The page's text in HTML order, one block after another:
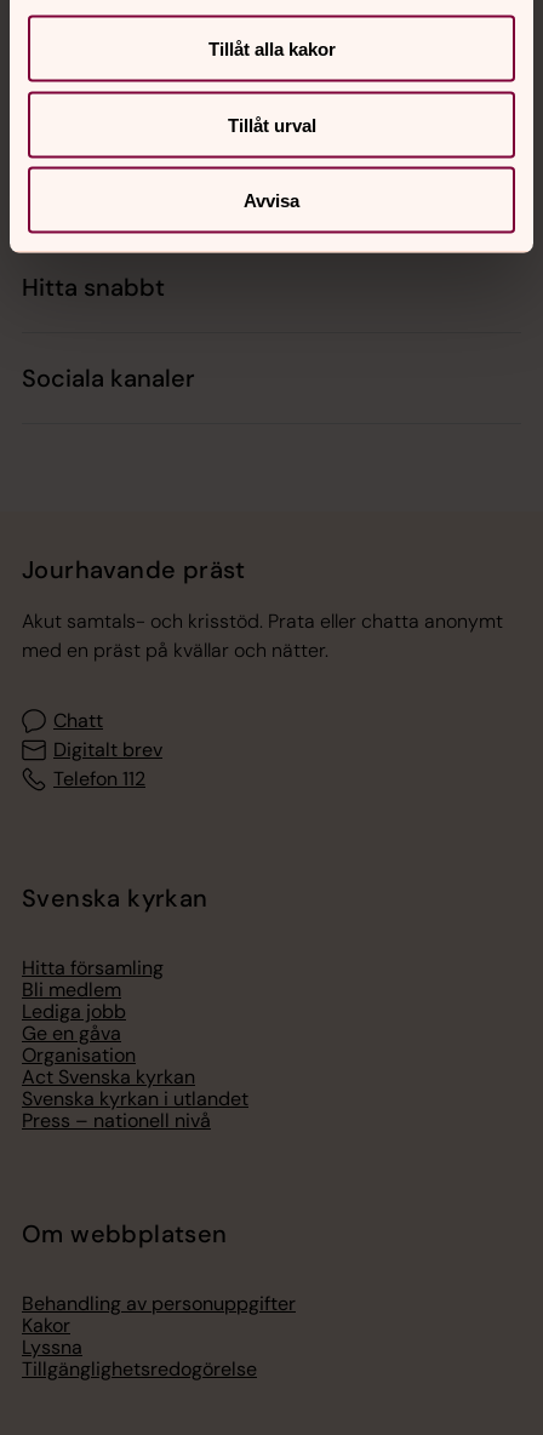
Tillåt alla kakor
Tillåt urval
Avvisa
Kontakt
Hitta snabbt
Sociala kanaler
Jourhavande präst
Akut samtals- och krisstöd. Prata eller chatta anonymt
med en präst på kvällar och nätter.
Chatt
Digitalt brev
Telefon 112
Svenska kyrkan
Hitta församling
Bli medlem
Lediga jobb
Ge en gåva
Organisation
Act Svenska kyrkan
Svenska kyrkan i utlandet
Press – nationell nivå
Om webbplatsen
Behandling av personuppgifter
Kakor
Lyssna
Tillgänglighetsredogörelse